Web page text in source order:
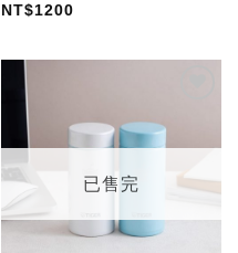
NT$1200
望輕
已售完